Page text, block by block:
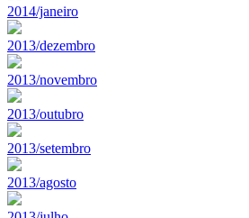
2014/janeiro
2013/dezembro
2013/novembro
2013/outubro
2013/setembro
2013/agosto